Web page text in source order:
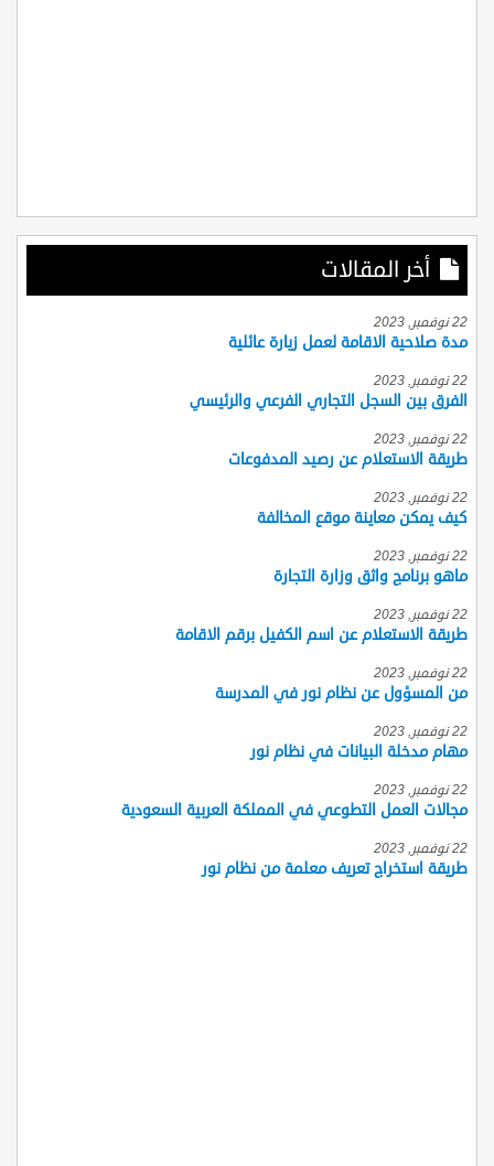
أخر المقالات
22 نوفمبر, 2023
مدة صلاحية الاقامة لعمل زيارة عائلية
22 نوفمبر, 2023
الفرق بين السجل التجاري الفرعي والرئيسي
22 نوفمبر, 2023
طريقة الاستعلام عن رصيد المدفوعات
22 نوفمبر, 2023
كيف يمكن معاينة موقع المخالفة
22 نوفمبر, 2023
ماهو برنامج واثق وزارة التجارة
22 نوفمبر, 2023
طريقة الاستعلام عن اسم الكفيل برقم الاقامة
22 نوفمبر, 2023
من المسؤول عن نظام نور في المدرسة
22 نوفمبر, 2023
مهام مدخلة البيانات في نظام نور
22 نوفمبر, 2023
مجالات العمل التطوعي في المملكة العربية السعودية
22 نوفمبر, 2023
طريقة استخراج تعريف معلمة من نظام نور